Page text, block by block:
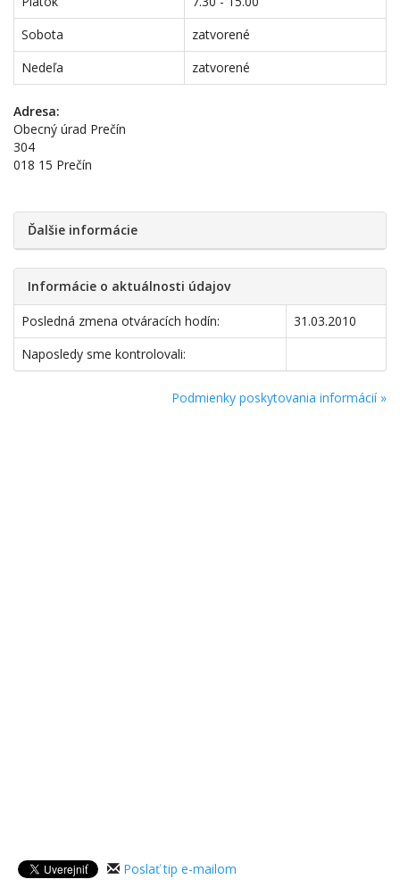
Sobota
zatvorené
Nedeľa
zatvorené
Adresa:
Obecný úrad Prečín
304
018 15 Prečín
Ďalšie informácie
Informácie o aktuálnosti údajov
Posledná zmena otváracích hodín:
31.03.2010
Naposledy sme kontrolovali:
Podmienky poskytovania informácií »
Poslať tip e-mailom